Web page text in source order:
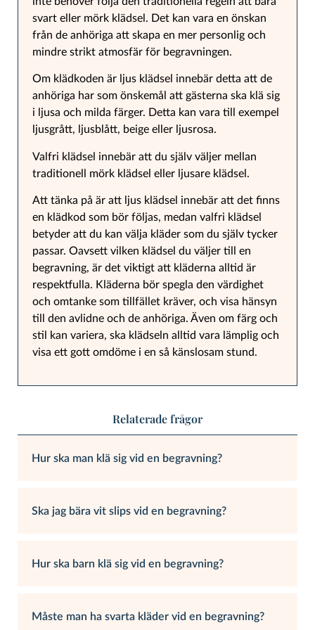
svart eller mörk klädsel. Det kan vara en önskan
från de anhöriga att skapa en mer personlig och
mindre strikt atmosfär för begravningen.
Om klädkoden är ljus klädsel innebär detta att de
anhöriga har som önskemål att gästerna ska klä sig
i ljusa och milda färger. Detta kan vara till exempel
ljusgrått, ljusblått, beige eller ljusrosa.
Valfri klädsel innebär att du själv väljer mellan
traditionell mörk klädsel eller ljusare klädsel.
Att tänka på är att ljus klädsel innebär att det finns
en klädkod som bör följas, medan valfri klädsel
betyder att du kan välja kläder som du själv tycker
passar. Oavsett vilken klädsel du väljer till en
begravning, är det viktigt att kläderna alltid är
respektfulla. Kläderna bör spegla den värdighet
och omtanke som tillfället kräver, och visa hänsyn
till den avlidne och de anhöriga. Även om färg och
stil kan variera, ska klädseln alltid vara lämplig och
visa ett gott omdöme i en så känslosam stund.
Relaterade frågor
Hur ska man klä sig vid en begravning?
Ska jag bära vit slips vid en begravning?
Hur ska barn klä sig vid en begravning?
Måste man ha svarta kläder vid en begravning?